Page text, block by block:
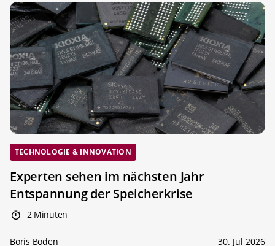
TECHNOLOGIE & INNOVATION
Experten sehen im nächsten Jahr
Entspannung der Speicherkrise
2 Minuten
Boris Boden 30. Jul 2026